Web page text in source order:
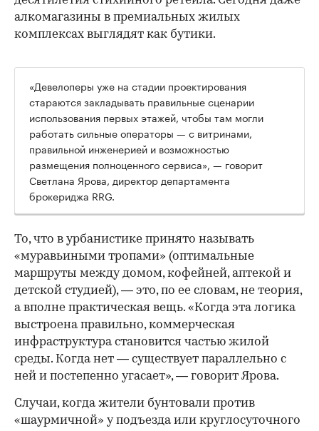
алкомагазины в премиальных жилых
комплексах выглядят как бутики.
00:00
«Девелоперы уже на стадии проектирования
стараются закладывать правильные сценарии
использования первых этажей, чтобы там могли
работать сильные операторы — с витринами,
правильной инженерией и возможностью
размещения полноценного сервиса», — говорит
Светлана Ярова, директор департамента
брокериджа RRG.
То, что в урбанистике принято называть
«муравьиными тропами» (оптимальные
маршруты между домом, кофейней, аптекой и
детской студией), — это, по ее словам, не теория,
а вполне практическая вещь. «Когда эта логика
выстроена правильно, коммерческая
инфраструктура становится частью жилой
среды. Когда нет — существует параллельно с
ней и постепенно угасает», — говорит Ярова.
Случаи, когда жители бунтовали против
«шаурмичной» у подъезда или круглосуточного